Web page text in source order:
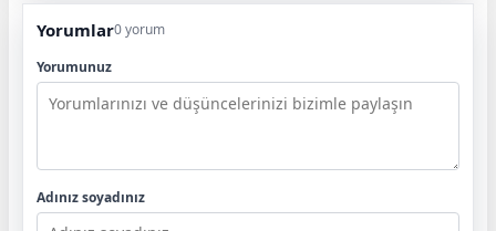
Yorumlar0 yorum
Yorumunuz
Adınız soyadınız